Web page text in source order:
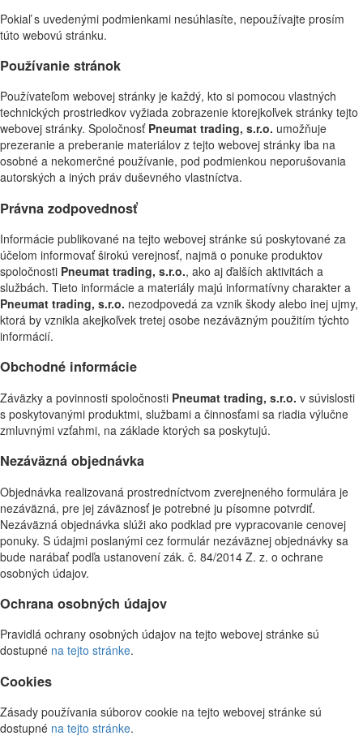
Pokiaľ s uvedenými podmienkami nesúhlasíte, nepoužívajte prosím
túto webovú stránku.
Používanie stránok
Používateľom webovej stránky je každý, kto si pomocou vlastných
technických prostriedkov vyžiada zobrazenie ktorejkoľvek stránky tejto
webovej stránky. Spoločnosť Pneumat trading, s.r.o. umožňuje
prezeranie a preberanie materiálov z tejto webovej stránky iba na
osobné a nekomerčné používanie, pod podmienkou neporušovania
autorských a iných práv duševného vlastníctva.
Právna zodpovednosť
Informácie publikované na tejto webovej stránke sú poskytované za
účelom informovať širokú verejnosť, najmä o ponuke produktov
spoločnosti Pneumat trading, s.r.o., ako aj ďalších aktivitách a
službách. Tieto informácie a materiály majú informatívny charakter a
Pneumat trading, s.r.o. nezodpovedá za vznik škody alebo inej ujmy,
ktorá by vznikla akejkoľvek tretej osobe nezáväzným použitím týchto
informácií.
Obchodné informácie
Záväzky a povinnosti spoločnosti Pneumat trading, s.r.o. v súvislosti
s poskytovanými produktmi, službami a činnosťami sa riadia výlučne
zmluvnými vzťahmi, na základe ktorých sa poskytujú.
Nezáväzná objednávka
Objednávka realizovaná prostredníctvom zverejneného formulára je
nezáväzná, pre jej záväznosť je potrebné ju písomne potvrdiť.
Nezáväzná objednávka slúži ako podklad pre vypracovanie cenovej
ponuky. S údajmi poslanými cez formulár nezáväznej objednávky sa
bude narábať podľa ustanovení zák. č. 84/2014 Z. z. o ochrane
osobných údajov.
Ochrana osobných údajov
Pravidlá ochrany osobných údajov na tejto webovej stránke sú
dostupné na tejto stránke.
Cookies
Zásady používania súborov cookie na tejto webovej stránke sú
dostupné na tejto stránke.